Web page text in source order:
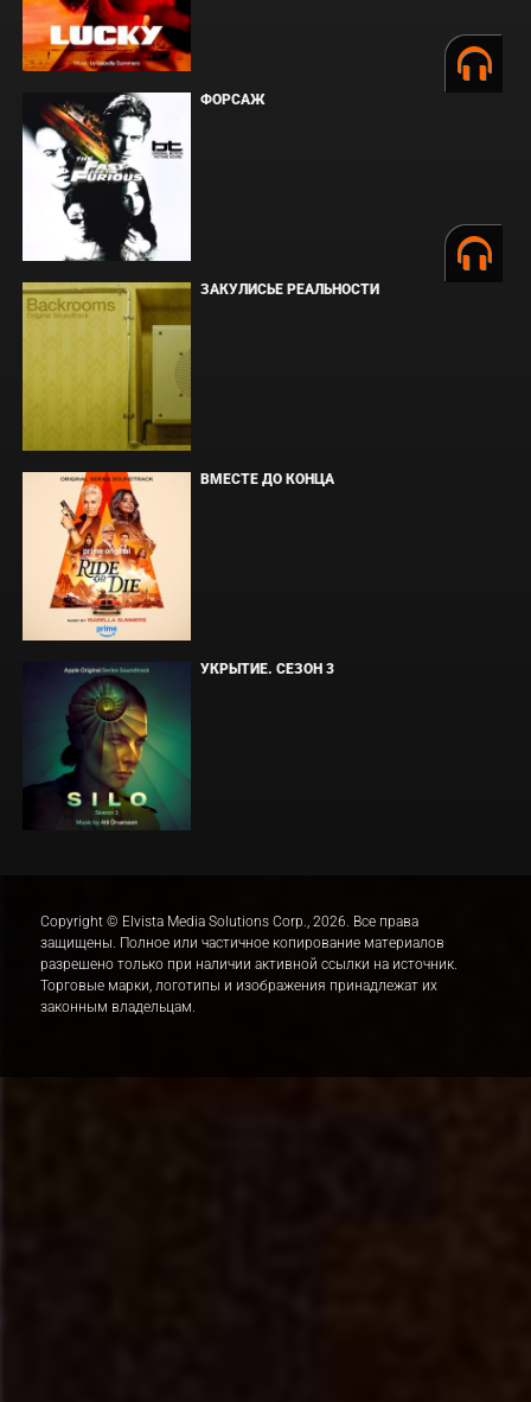
ФОРСАЖ
ЗАКУЛИСЬЕ РЕАЛЬНОСТИ
ВМЕСТЕ ДО КОНЦА
УКРЫТИЕ. СЕЗОН 3
Copyright © Elvista Media Solutions Corp., 2026. Все права
защищены. Полное или частичное копирование материалов
разрешено только при наличии активной ссылки на источник.
Торговые марки, логотипы и изображения принадлежат их
законным владельцам.